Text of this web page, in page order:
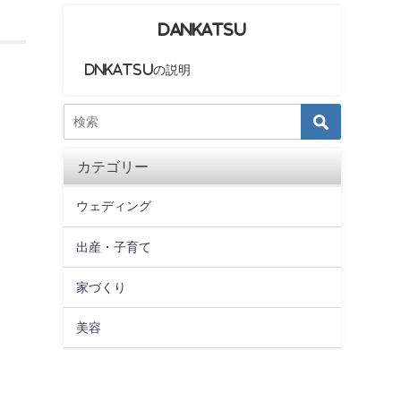
DANKATSU
DNKATSUの説明
カテゴリー
ウェディング
出産・子育て
家づくり
美容